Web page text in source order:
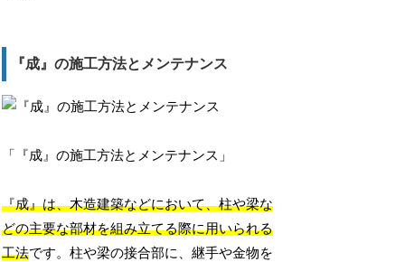
『成』の施工方法とメンテナンス
「『成』の施工方法とメンテナンス」
『成』は、木造建築などにおいて、柱や梁な
どの主要な部材を組み立てる際に用いられる
工法です。柱や梁の接合部に、継手や金物を